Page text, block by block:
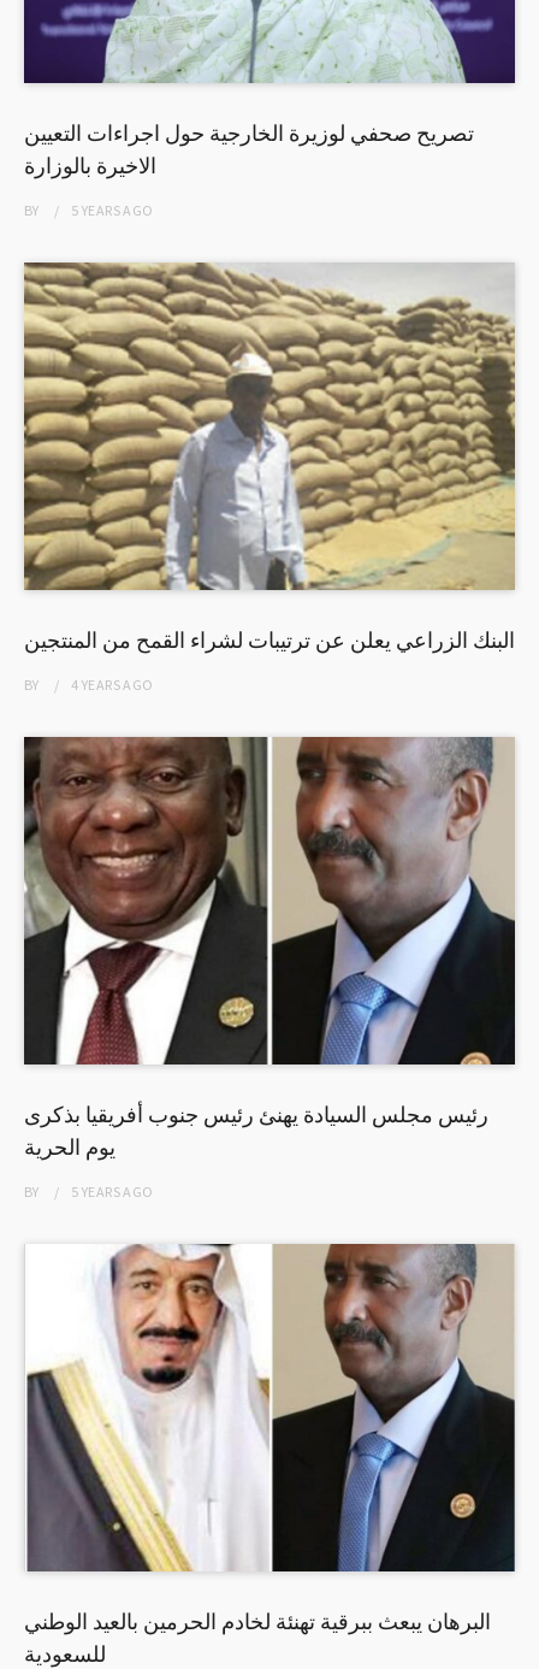
تصريح صحفي لوزيرة الخارجية حول اجراءات التعيين
الاخيرة بالوزارة
BY 5 YEARSAGO
البنك الزراعي يعلن عن ترتيبات لشراء القمح من المنتجين
BY 4 YEARSAGO
رئيس مجلس السيادة يهنئ رئيس جنوب أفريقيا بذكرى
يوم الحرية
BY 5 YEARSAGO
البرهان يبعث ببرقية تهنئة لخادم الحرمين بالعيد الوطني
للسعودية